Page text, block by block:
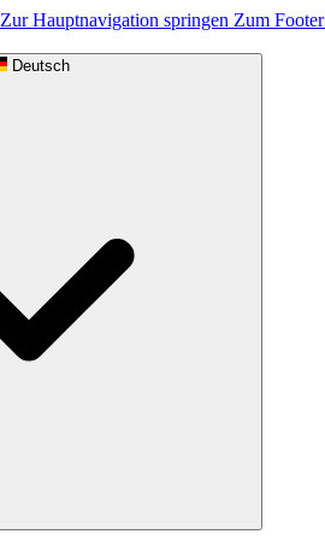
Zur Hauptnavigation springen Zum
Deutsch